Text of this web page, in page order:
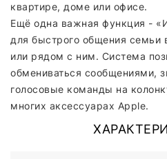
квартире, доме или офисе.
Ещё одна важная функция -
для быстрого общения семьи
или рядом с ним. Система
обмениваться сообщениями,
голосовые команды на
многих аксессуарах Apple.